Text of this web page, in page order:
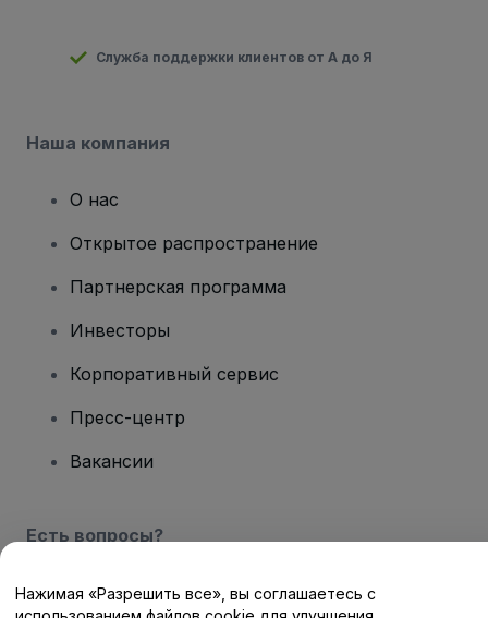
Служба поддержки клиентов от А до Я
Наша компания
О нас
Открытое распространение
Партнерская программа
Инвесторы
Корпоративный сервис
Пресс-центр
Вакансии
Есть вопросы?
Центр помощи / Свяжитесь с нами
Нажимая «Разрешить все», вы соглашаетесь с